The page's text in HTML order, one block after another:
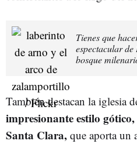
Tienes que
espectacular de
bosque
También destacan la iglesia
impresionante estilo
Santa Clara, que aporta un